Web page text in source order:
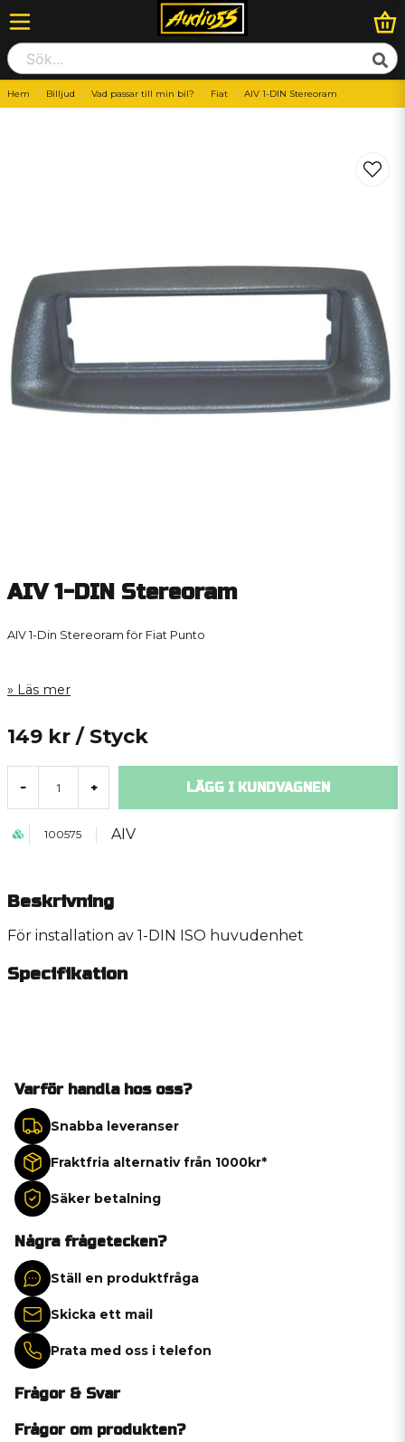
Hem Billjud Vad passar till min bil? Fiat AIV 1-DIN Stereoram
AIV 1-DIN Stereoram
AIV 1-Din Stereoram för Fiat Punto
Läs mer
149 kr / Styck
- + LÄGG I KUNDVAGNEN
100575 AIV
Beskrivning
För installation av 1-DIN ISO huvudenhet
Specifikation
Varför handla hos oss?
Snabba leveranser
Fraktfria alternativ från 1000kr*
Säker betalning
Några frågetecken?
Ställ en produktfråga
Skicka ett mail
Prata med oss i telefon
Frågor & Svar
Frågor om produkten?